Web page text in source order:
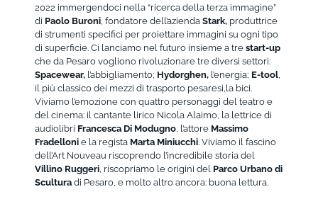
2022 immergendoci nella “ricerca della terza immagine”
di Paolo Buroni, fondatore dell’aziendaStark, produttrice
di strumenti specifici per proiettare immagini su ogni tipo
di superficie. Ci lanciamo nel futuro insieme a trestart-up
che da Pesaro vogliono rivoluzionare tre diversi settori:
Spacewear, l’abbigliamento; Hydorghen, l’energia; E-tool,
il più classico dei mezzi di trasporto pesaresi,la bici.
Viviamo l’emozione con quattro personaggi del teatro e
del cinema: il cantante lirico Nicola Alaimo, la lettrice di
audiolibri Francesca Di Modugno, l’attore Massimo
Fradelloni e la regista Marta Miniucchi. Viviamo il fascino
dell’Art Nouveau riscoprendo l’incredibile storia del
Villino Ruggeri, riscopriamo le origini del Parco Urbano di
Scultura di Pesaro, e molto altro ancora: buona lettura.